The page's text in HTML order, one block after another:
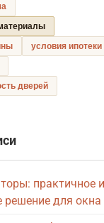
условия ипотеки
дверей
практичное и
решение для окна